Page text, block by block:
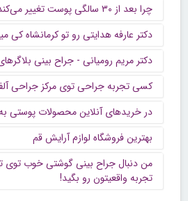
چرا بعد از ۳۰ سالگی پوست تغییر می‌کند؟
دکتر عارفه هدایتی رو تو کرمانشاه کی
دکتر مریم رومیانی - جراح بینی
کسی تجربه جراحی توی مرکز جراحی
در خریدهای آنلاین محصولات پوستی
بهترین فروشگاه لوازم آرایش قم
من دنبال جراح بینی گوشتی خوب توی
تجربه واقعیتون رو بگید!